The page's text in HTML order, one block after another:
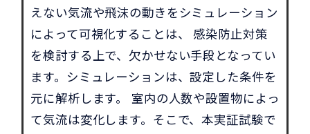
えない気流や飛沫の動きをシミュレーション
によって可視化することは、 感染防止対策
を検討する上で、欠かせない手段となってい
ます。シミュレーションは、設定した条件を
元に解析します。 室内の人数や設置物によっ
て気流は変化します。そこで、本実証試験で